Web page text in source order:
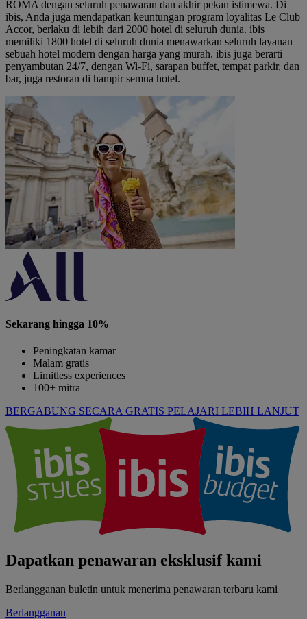
ROMA dengan seluruh penawaran dan akhir pekan istimewa. Di
ibis, Anda juga mendapatkan keuntungan program loyalitas Le Club
Accor, berlaku di lebih dari 2000 hotel di seluruh dunia. ibis
memiliki 1800 hotel di seluruh dunia menawarkan seluruh layanan
sebuah hotel modern dengan harga yang murah. ibis juga berarti
penyambutan 24/7, dengan Wi-Fi, sarapan buffet, tempat parkir, dan
bar, juga restoran di hampir semua hotel.
Sekarang hingga 10%
Peningkatan kamar
Malam gratis
Limitless experiences
100+ mitra
BERGABUNG SECARA GRATIS PELAJARI LEBIH LANJUT
Dapatkan penawaran eksklusif kami
Berlangganan buletin untuk menerima penawaran terbaru kami
Berlangganan